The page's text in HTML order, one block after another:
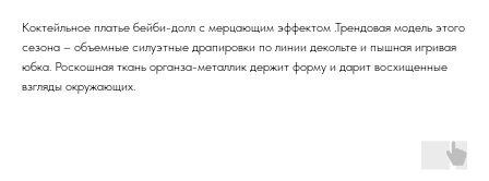
Коктейльное платье бейби-долл с мерцающим эффектом .Трендовая модель этого
сезона – объемные силуэтные драпировки по линии декольте и пышная игривая
юбка. Роскошная ткань органза-металлик держит форму и дарит восхищенные
взгляды окружающих.